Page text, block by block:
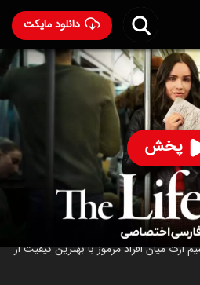
دانلود مایکت
پخش
فارسی- The Life List 2025
۱۳+
میان افراد مرموز با بهترین کیفیت از